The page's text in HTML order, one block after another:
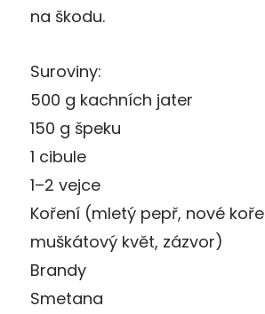
na škodu.
Suroviny:
500 g kachních jater
150 g špeku
1 cibule
1–2 vejce
Koření (mletý pepř, nové
muškátový květ, zázvor)
Brandy
Smetana